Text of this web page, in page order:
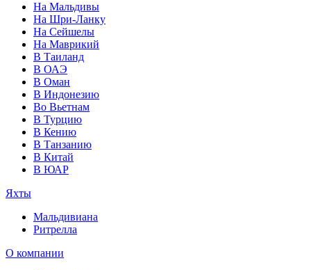
На Мальдивы
На Шри-Ланку
На Сейшелы
На Маврикий
В Таиланд
В ОАЭ
В Оман
В Индонезию
Во Вьетнам
В Турцию
В Кению
В Танзанию
В Китай
В ЮАР
Яхты
Мальдивиана
Ритрелла
О компании